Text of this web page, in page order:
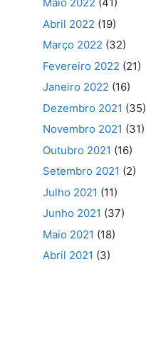
Abril 2022 (19)
Março 2022 (32)
Fevereiro 2022 (21)
Janeiro 2022 (16)
Dezembro 2021 (35)
Novembro 2021 (31)
Outubro 2021 (16)
Setembro 2021 (2)
Julho 2021 (11)
Junho 2021 (37)
Maio 2021 (18)
Abril 2021 (3)